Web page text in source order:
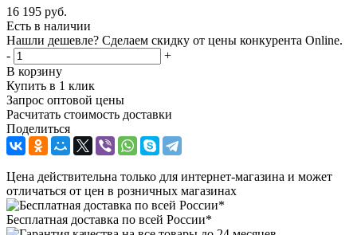
16 195 руб.
Есть в наличии
Нашли дешевле? Сделаем скидку от цены конкурента Online.
-
+
В корзину
Купить в 1 клик
Запрос оптовой цены
Расчитать стоимость доставки
Поделиться
Цена действительна только для интернет-магазина и может
отличаться от цен в розничных магазинах
Бесплатная доставка по всей России*